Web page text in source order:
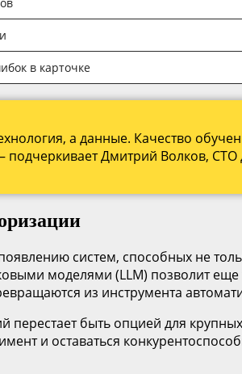
в карточке
а данные. Качество
Дмитрий Волков, CTO
систем, способных не
моделями (LLM) позволит
из инструмента
быть опцией для
и оставаться